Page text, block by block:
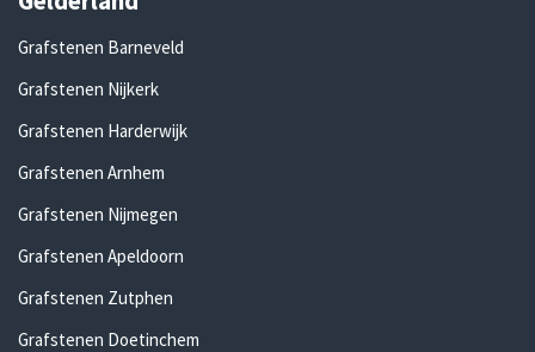
Grafstenen Barneveld
Grafstenen Nijkerk
Grafstenen Harderwijk
Grafstenen Arnhem
Grafstenen Nijmegen
Grafstenen Apeldoorn
Grafstenen Zutphen
Grafstenen Doetinchem